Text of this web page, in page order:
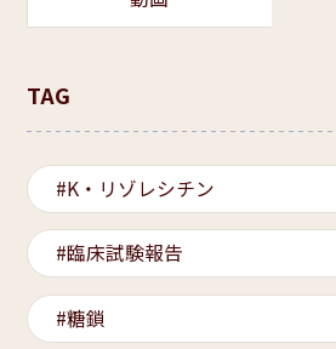
TAG
K・リゾレシチン
臨床試験報告
糖鎖